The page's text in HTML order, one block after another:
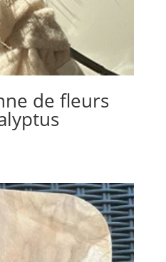
de fleurs